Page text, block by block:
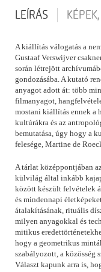
LEÍRÁS
A kiállítás válogatás a
Gustaaf Verswijver
során létrejött
gondozásába. A kutató
anyagot adott át: több
filmanyagot,
mostani kiállítás ennek a
kultúrákra és az
bemutatása, úgy hogy a
felesége, Martine de
A tárlat középpontjában
külvilág által inkább
között készült felvételek
és mindennapi
átalakításának, rituális
milyen anyagokkal és
mitikus
hogy a geometrikus
szabályozott, a közösség
Választ kapunk arra is,